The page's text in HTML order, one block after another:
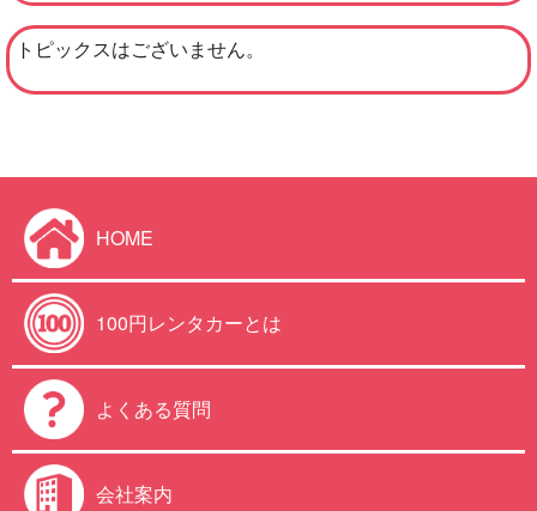
トピックスはございません。
HOME
100円レンタカーとは
よくある質問
会社案内